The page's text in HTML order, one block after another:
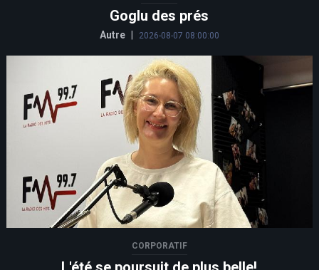
Goglu des prés
Autre 2026-08-07 08:00:00
CORPORATIF